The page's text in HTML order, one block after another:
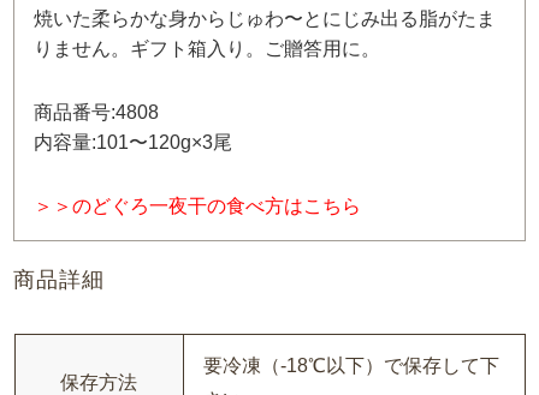
焼いた柔らかな身からじゅわ〜とにじみ出る脂がたま
りません。ギフト箱入り。ご贈答用に。
商品番号:4808
内容量:101〜120g×3尾
＞＞のどぐろ一夜干の食べ方はこちら
商品詳細
保存方法
要冷凍（-18℃以下）で保存して下